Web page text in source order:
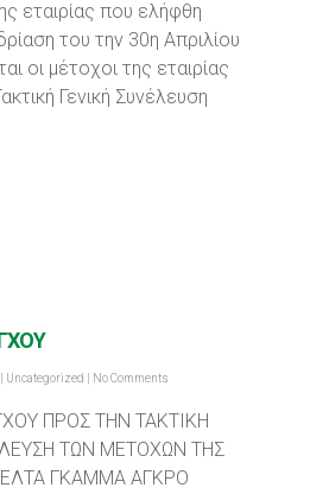
εταιρίας που ελήφθη
του την 30η Απριλίου
οι μέτοχοι της εταιρίας
Γενική Συνέλευση
Uncategorized No Comments
ΠΡΟΣ ΤΗΝ ΤΑΚΤΙΚΗ
ΤΩΝ ΜΕΤΟΧΩΝ ΤΗΣ
ΓΚΑΜΜΑ ΑΓΚΡΟ